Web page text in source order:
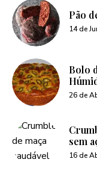
Pão
14 de
Bolo
26 de
sem
16 de